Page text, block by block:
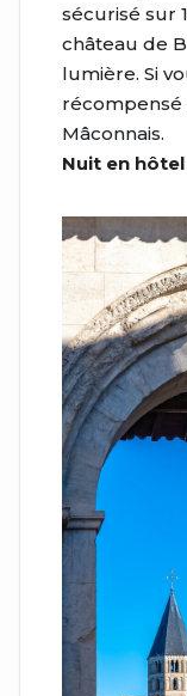
sécurisé sur
château de
lumière. Si
Mâconnais.
Nuit en